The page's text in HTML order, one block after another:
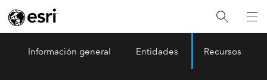
ArcGIS Pro Menu
Información general Entidades Recursos